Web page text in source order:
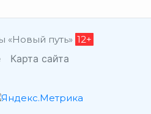
«Новый путь» 12+
Карта сайта